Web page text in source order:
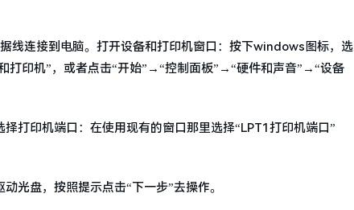
线连接到电脑。打开设备和打印机窗口：按下windows图标，选
打印机”，或者点击“开始”→“控制面板”→“硬件和声音”→“设备
打印机端口：在使用现有的窗口那里选择“LPT1打印机端口”
光盘，按照提示点击“下一步”去操作。